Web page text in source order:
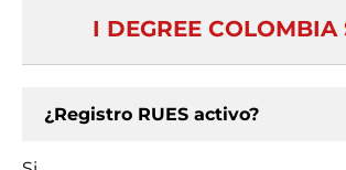
I DEGREE COLOMBIA
¿Registro RUES activo?